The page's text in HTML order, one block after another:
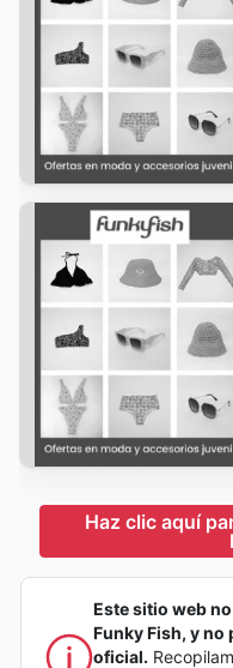
Haz clic aquí
Este sitio web
Funky Fish, y
oficial.